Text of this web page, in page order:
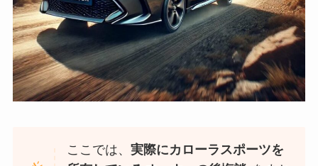
ここでは、実際にカローラスポーツを